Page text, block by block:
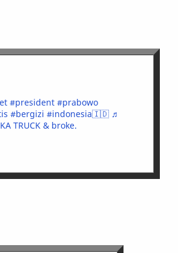
#president #prabowo
#bergizi #indonesia🇮🇩 ♬
TRUCK & broke.